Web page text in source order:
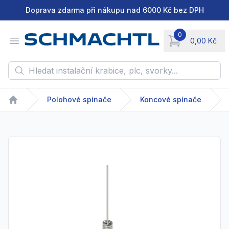
Doprava zdarma při nákupu nad 6000 Kč bez DPH
Open menu
0
0,00 Kč
items in cart,
Hledat instalační krabice, plc, svorky...
Home
Polohové spínače Koncové spínače